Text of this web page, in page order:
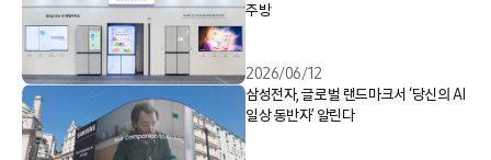
주방
2026/06/12
삼성전자, 글로벌 랜드마크서 ‘당신의 AI
일상 동반자’ 알린다